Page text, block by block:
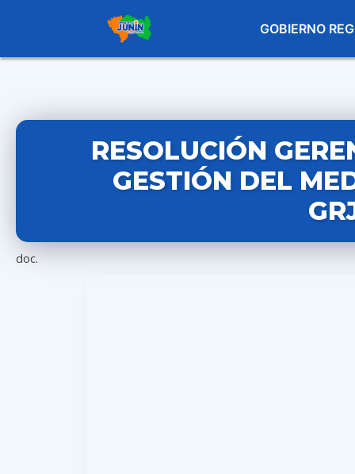
GOBIERNO
RESOLUCIÓN
GESTIÓN DEL
doc.